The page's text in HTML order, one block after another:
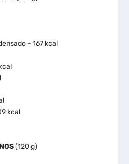
– 167 kcal
kcal
(120 g)